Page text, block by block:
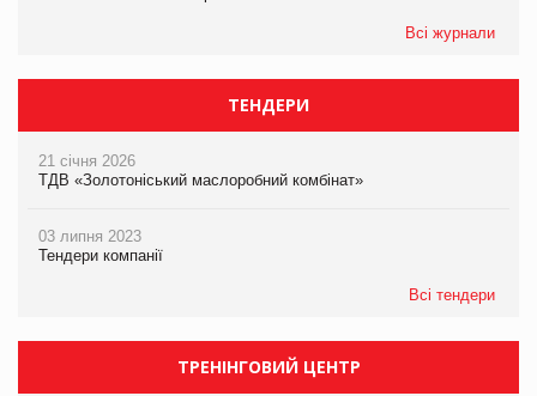
Всі журнали
ТЕНДЕРИ
21 січня 2026
ТДВ «Золотоніський маслоробний комбінат»
03 липня 2023
Тендери компанії
Всі тендери
ТРЕНІНГОВИЙ ЦЕНТР